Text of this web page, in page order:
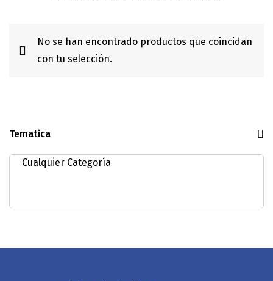
Tematica
No se han encontrado productos que coincidan
con tu selección.